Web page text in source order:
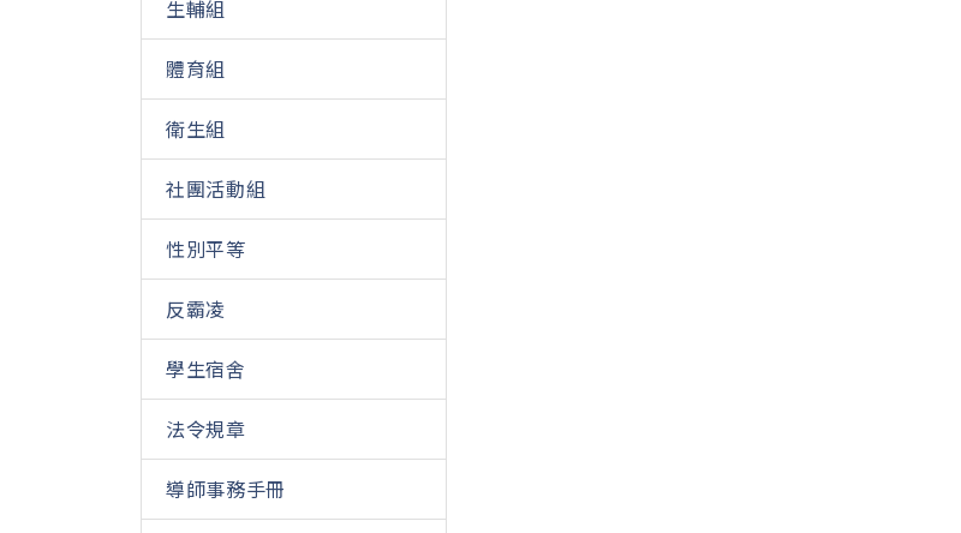
生輔組
體育組
衛生組
社團活動組
性別平等
反霸凌
學生宿舍
法令規章
導師事務手冊